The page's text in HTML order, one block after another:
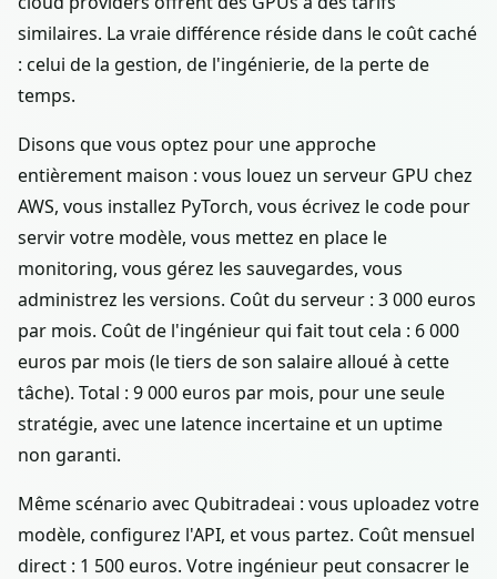
similaires. La vraie différence réside dans le coût caché
: celui de la gestion, de l'ingénierie, de la perte de
temps.
Disons que vous optez pour une approche
entièrement maison : vous louez un serveur GPU chez
AWS, vous installez PyTorch, vous écrivez le code pour
servir votre modèle, vous mettez en place le
monitoring, vous gérez les sauvegardes, vous
administrez les versions. Coût du serveur : 3 000 euros
par mois. Coût de l'ingénieur qui fait tout cela : 6 000
euros par mois (le tiers de son salaire alloué à cette
tâche). Total : 9 000 euros par mois, pour une seule
stratégie, avec une latence incertaine et un uptime
non garanti.
Même scénario avec Qubitradeai : vous uploadez votre
modèle, configurez l'API, et vous partez. Coût mensuel
direct : 1 500 euros. Votre ingénieur peut consacrer le